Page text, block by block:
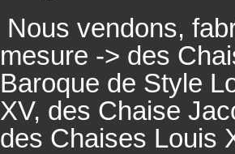
Nous vendons,
mesure -> des
Baroque de Style
XV, des Chaise
des Chaises Louis